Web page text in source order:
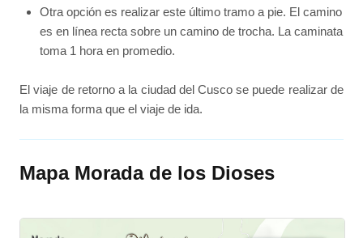
Otra opción es realizar este último tramo a pie. El camino
es en línea recta sobre un camino de trocha. La caminata
toma 1 hora en promedio.
El viaje de retorno a la ciudad del Cusco se puede realizar de
la misma forma que el viaje de ida.
Mapa Morada de los Dioses